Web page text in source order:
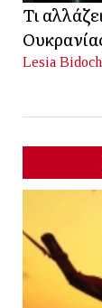
Τι
Lesia